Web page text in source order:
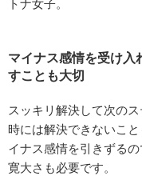
トナ女子。
マイナス感情を受け
すことも大切
スッキリ解決して次の
時には解決できないこ
イナス感情を引きずる
寛大さも必要です。